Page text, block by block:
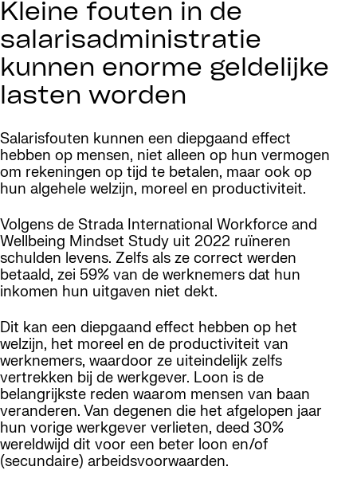
Kleine fouten in de
salarisadministratie
kunnen enorme geldelijke
lasten worden
Salarisfouten kunnen een diepgaand effect
hebben op mensen, niet alleen op hun vermogen
om rekeningen op tijd te betalen, maar ook op
hun algehele welzijn, moreel en productiviteit.
Volgens de Strada International Workforce and
Wellbeing Mindset Study uit 2022 ruïneren
schulden levens. Zelfs als ze correct werden
betaald, zei 59% van de werknemers dat hun
inkomen hun uitgaven niet dekt.
Dit kan een diepgaand effect hebben op het
welzijn, het moreel en de productiviteit van
werknemers, waardoor ze uiteindelijk zelfs
vertrekken bij de werkgever. Loon is de
belangrijkste reden waarom mensen van baan
veranderen. Van degenen die het afgelopen jaar
hun vorige werkgever verlieten, deed 30%
wereldwijd dit voor een beter loon en/of
(secundaire) arbeidsvoorwaarden.